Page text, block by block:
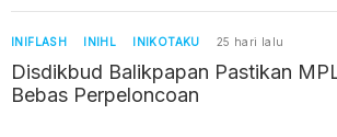
INIFLASH INIHL INIKOTAKU 25 hari lalu
Disdikbud Balikpapan Pastikan
Bebas Perpeloncoan